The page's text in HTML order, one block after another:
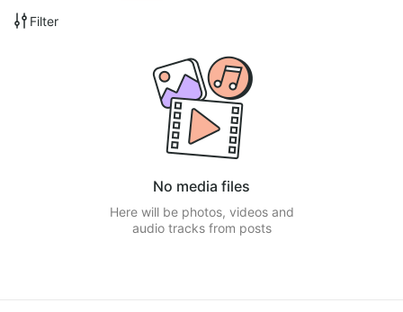
Filter
No media files
Here will be photos, videos and
audio tracks from posts